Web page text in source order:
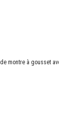
montre à gousset